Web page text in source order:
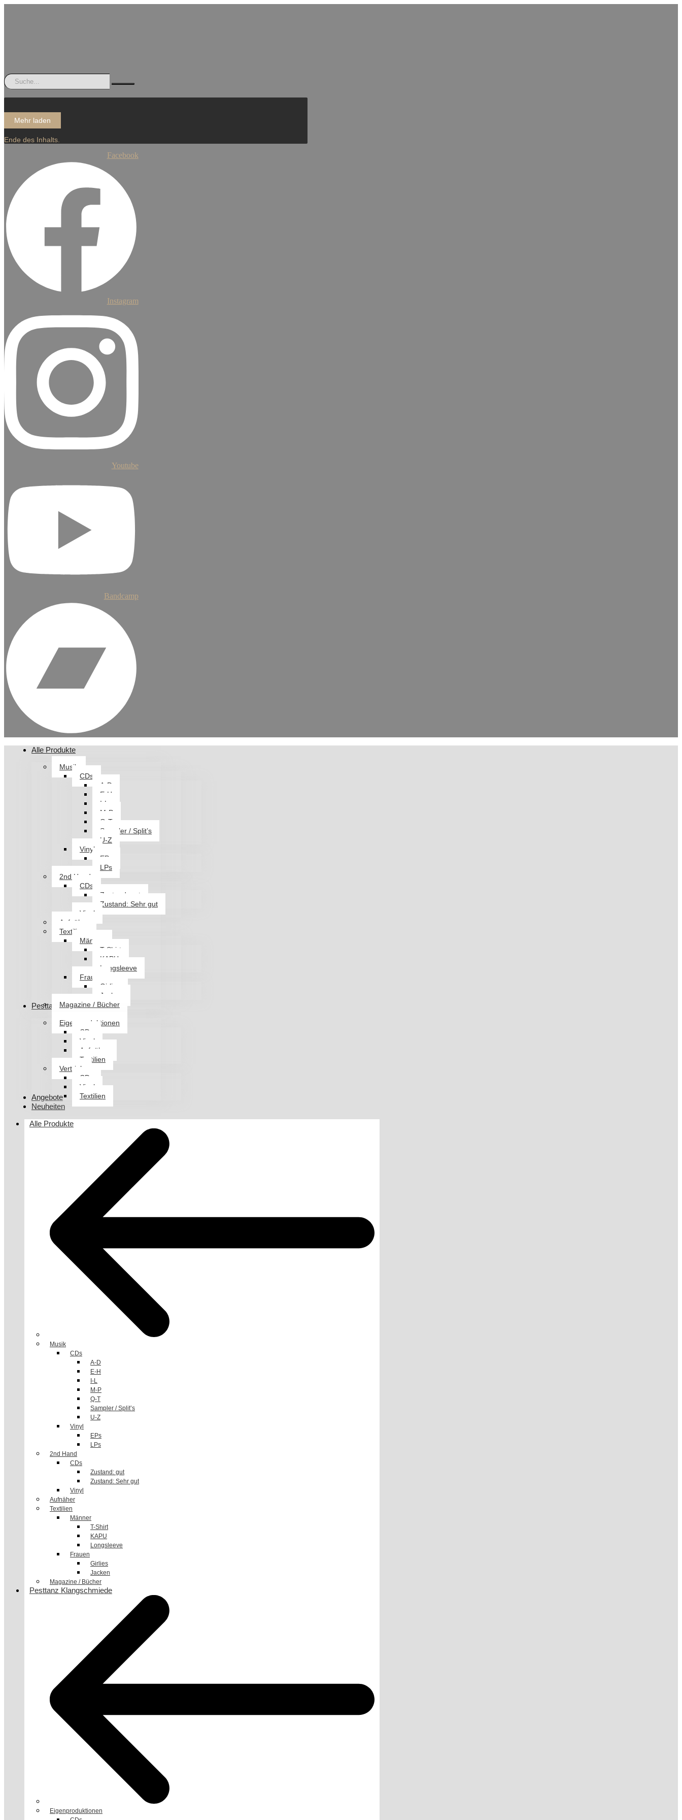
Mehr laden
Ende des Inhalts.
Facebook
Instagram
Youtube
Bandcamp
Alle Produkte
Musik
CDs
A-D
E-H
I-L
M-P
Q-T
Sampler / Split’s
U-Z
Vinyl
EPs
LPs
2nd Hand
CDs
Zustand: gut
Zustand: Sehr gut
Vinyl
Aufnäher
Textilien
Männer
T-Shirt
KAPU
Longsleeve
Frauen
Girlies
Jacken
Magazine / Bücher
Pesttanz Klangschmiede
Eigenproduktionen
CDs
Vinyl
Aufnäher
Textilien
Vertrieb
CDs
Vinyl
Textilien
Angebote
Neuheiten
Alle Produkte
Musik
CDs
A-D
E-H
I-L
M-P
Q-T
Sampler / Split’s
U-Z
Vinyl
EPs
LPs
2nd Hand
CDs
Zustand: gut
Zustand: Sehr gut
Vinyl
Aufnäher
Textilien
Männer
T-Shirt
KAPU
Longsleeve
Frauen
Girlies
Jacken
Magazine / Bücher
Pesttanz Klangschmiede
Eigenproduktionen